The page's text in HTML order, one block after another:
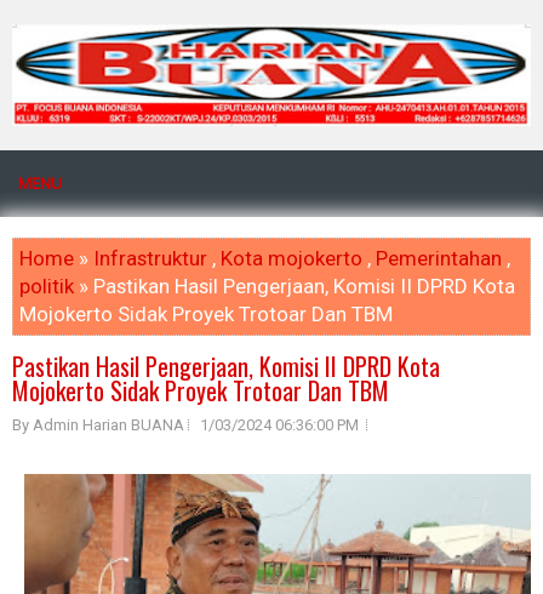
MENU
Home » Infrastruktur , Kota mojokerto , Pemerintahan ,
politik » Pastikan Hasil Pengerjaan, Komisi II DPRD Kota
Mojokerto Sidak Proyek Trotoar Dan TBM
Pastikan Hasil Pengerjaan, Komisi II DPRD Kota
Mojokerto Sidak Proyek Trotoar Dan TBM
By Admin Harian BUANA 1/03/2024 06:36:00 PM